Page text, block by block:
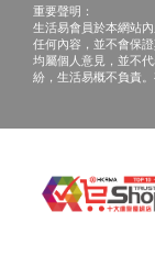
重要聲明：
生活易會員於本網站
任何內容，並不會保
均屬個人意見，並不
紛，生活易概不負責